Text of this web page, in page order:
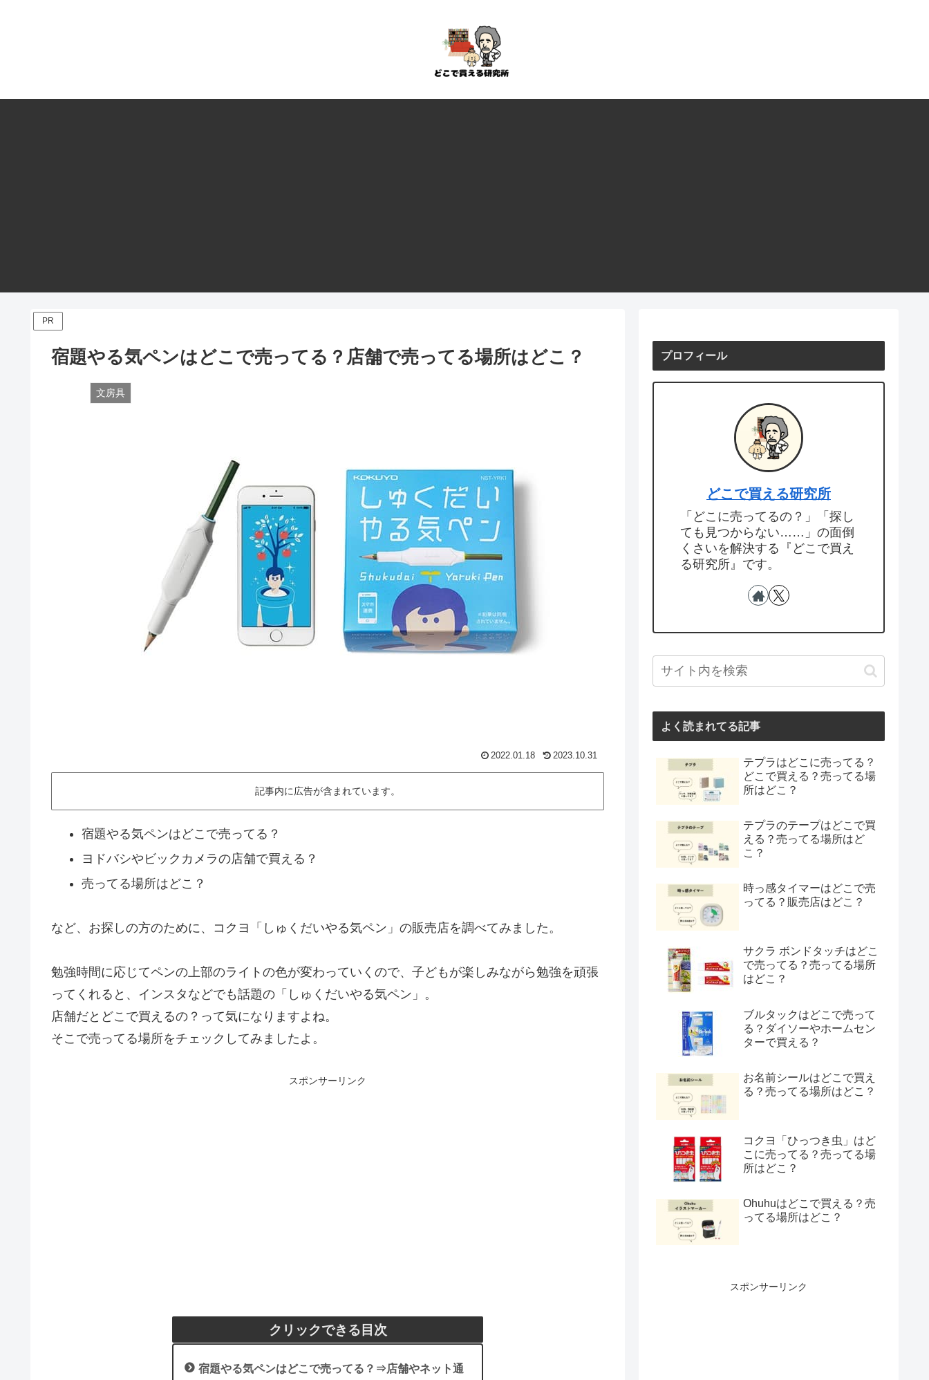
PR
宿題やる気ペンはどこで売ってる？店舗で売ってる場所はどこ？
文房具
2022.01.18 2023.10.31
記事内に広告が含まれています。
宿題やる気ペンはどこで売ってる？
ヨドバシやビックカメラの店舗で買える？
売ってる場所はどこ？
など、お探しの方のために、コクヨ「しゅくだいやる気ペン」の販売店を調べてみました。
勉強時間に応じてペンの上部のライトの色が変わっていくので、子どもが楽しみながら勉強を頑張
ってくれると、インスタなどでも話題の「しゅくだいやる気ペン」。
店舗だとどこで買えるの？って気になりますよね。
そこで売ってる場所をチェックしてみましたよ。
スポンサーリンク
クリックできる目次
宿題やる気ペンはどこで売ってる？⇒店舗やネット通
プロフィール
どこで買える研究所
「どこに売ってるの？」「探し
ても見つからない……」の面倒
くさいを解決する『どこで買え
る研究所』です。
よく読まれてる記事
テプラはどこに売ってる？
どこで買える？売ってる場
所はどこ？
テプラのテープはどこで買
える？売ってる場所はど
こ？
時っ感タイマーはどこで売
ってる？販売店はどこ？
サクラ ボンドタッチはどこ
で売ってる？売ってる場所
はどこ？
ブルタックはどこで売って
る？ダイソーやホームセン
ターで買える？
お名前シールはどこで買え
る？売ってる場所はどこ？
コクヨ「ひっつき虫」はど
こに売ってる？売ってる場
所はどこ？
Ohuhuはどこで買える？売
ってる場所はどこ？
スポンサーリンク